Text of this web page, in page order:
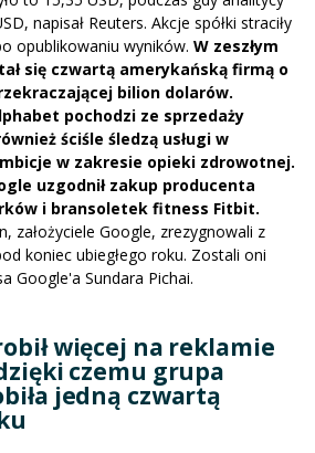
napisał Reuters. Akcje spółki straciły
opublikowaniu wyników. W zeszłym
się czwartą amerykańską firmą o
bilion dolarów.
pochodzi ze sprzedaży
ściśle śledzą usługi w
w zakresie opieki zdrowotnej.
uzgodnił zakup producenta
i bransoletek fitness Fitbit.
założyciele Google, zrezygnowali z
koniec ubiegłego roku. Zostali oni
Google'a Sundara Pichai.
więcej na reklamie
czemu grupa
jedną czwartą